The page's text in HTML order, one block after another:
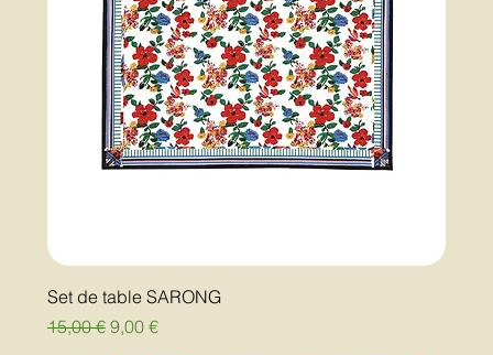
Set de table SARONG
Prix original
15,00 € Prix promotionnel
9,00 €